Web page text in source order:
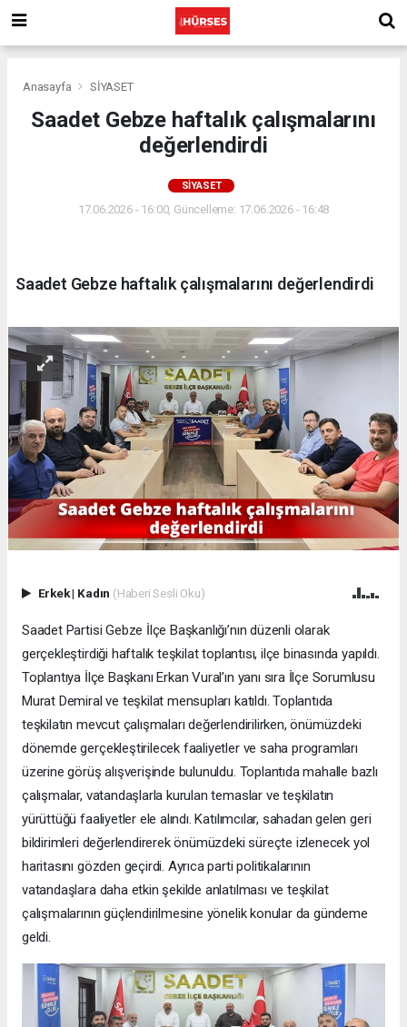
Anasayfa SİYASET
Saadet Gebze haftalık çalışmalarını
değerlendirdi
SİYASET
17.06.2026 - 16:00, Güncelleme: 17.06.2026 - 16:48
Saadet Gebze haftalık çalışmalarını değerlendirdi
Erkek| Kadın (Haberi Sesli Oku)
Saadet Partisi Gebze İlçe Başkanlığı’nın düzenli olarak
gerçekleştirdiği haftalık teşkilat toplantısı, ilçe binasında yapıldı.
Toplantıya İlçe Başkanı Erkan Vural’ın yanı sıra İlçe Sorumlusu
Murat Demiral ve teşkilat mensupları katıldı. Toplantıda
teşkilatın mevcut çalışmaları değerlendirilirken, önümüzdeki
dönemde gerçekleştirilecek faaliyetler ve saha programları
üzerine görüş alışverişinde bulunuldu. Toplantıda mahalle bazlı
çalışmalar, vatandaşlarla kurulan temaslar ve teşkilatın
yürüttüğü faaliyetler ele alındı. Katılımcılar, sahadan gelen geri
bildirimleri değerlendirerek önümüzdeki süreçte izlenecek yol
haritasını gözden geçirdi. Ayrıca parti politikalarının
vatandaşlara daha etkin şekilde anlatılması ve teşkilat
çalışmalarının güçlendirilmesine yönelik konular da gündeme
geldi.